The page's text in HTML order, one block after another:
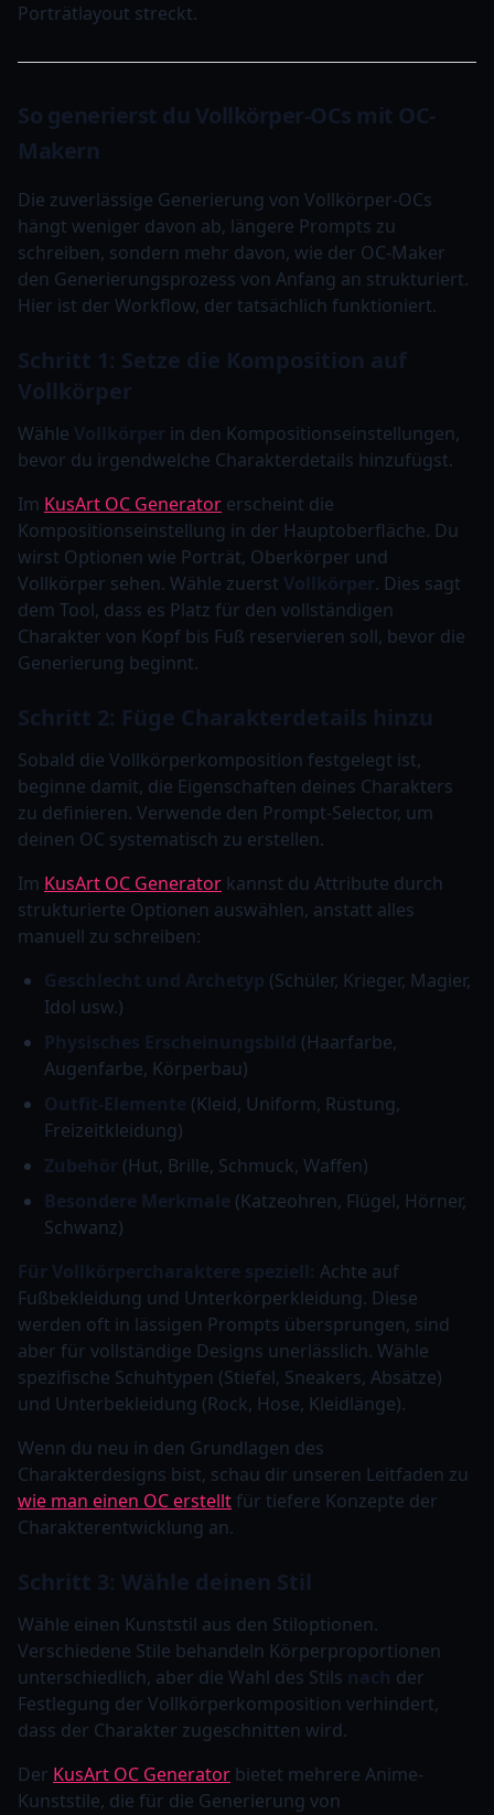
Porträtlayout streckt.
So generierst du Vollkörper-OCs mit OC-
Makern
Die zuverlässige Generierung von Vollkörper-OCs
hängt weniger davon ab, längere Prompts zu
schreiben, sondern mehr davon, wie der OC-Maker
den Generierungsprozess von Anfang an strukturiert.
Hier ist der Workflow, der tatsächlich funktioniert.
Schritt 1: Setze die Komposition auf
Vollkörper
Wähle Vollkörper in den Kompositionseinstellungen,
bevor du irgendwelche Charakterdetails hinzufügst.
Im KusArt OC Generator erscheint die
Kompositionseinstellung in der Hauptoberfläche. Du
wirst Optionen wie Porträt, Oberkörper und
Vollkörper sehen. Wähle zuerst Vollkörper. Dies sagt
dem Tool, dass es Platz für den vollständigen
Charakter von Kopf bis Fuß reservieren soll, bevor die
Generierung beginnt.
Schritt 2: Füge Charakterdetails hinzu
Sobald die Vollkörperkomposition festgelegt ist,
beginne damit, die Eigenschaften deines Charakters
zu definieren. Verwende den Prompt-Selector, um
deinen OC systematisch zu erstellen.
Im KusArt OC Generator kannst du Attribute durch
strukturierte Optionen auswählen, anstatt alles
manuell zu schreiben:
Geschlecht und Archetyp (Schüler, Krieger, Magier,
Idol usw.)
Physisches Erscheinungsbild (Haarfarbe,
Augenfarbe, Körperbau)
Outfit-Elemente (Kleid, Uniform, Rüstung,
Freizeitkleidung)
Zubehör (Hut, Brille, Schmuck, Waffen)
Besondere Merkmale (Katzeohren, Flügel, Hörner,
Schwanz)
Für Vollkörpercharaktere speziell: Achte auf
Fußbekleidung und Unterkörperkleidung. Diese
werden oft in lässigen Prompts übersprungen, sind
aber für vollständige Designs unerlässlich. Wähle
spezifische Schuhtypen (Stiefel, Sneakers, Absätze)
und Unterbekleidung (Rock, Hose, Kleidlänge).
Wenn du neu in den Grundlagen des
Charakterdesigns bist, schau dir unseren Leitfaden zu
wie man einen OC erstellt für tiefere Konzepte der
Charakterentwicklung an.
Schritt 3: Wähle deinen Stil
Wähle einen Kunststil aus den Stiloptionen.
Verschiedene Stile behandeln Körperproportionen
unterschiedlich, aber die Wahl des Stils nach der
Festlegung der Vollkörperkomposition verhindert,
dass der Charakter zugeschnitten wird.
Der KusArt OC Generator bietet mehrere Anime-
Kunststile, die für die Generierung von